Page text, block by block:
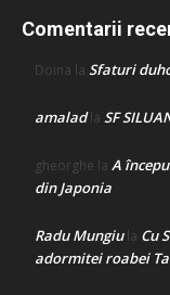
Comentarii
Doina la Sfaturi
amaladla SF
gheorghe la A
din Japonia
Radu Mungiula Cu
adormitei roabei